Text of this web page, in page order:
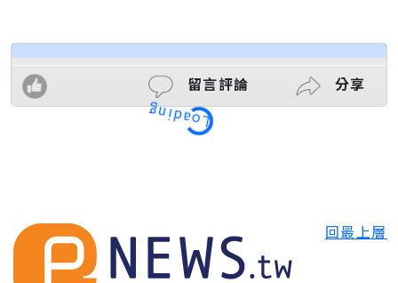
留言評論 分享
Loading
回最上層